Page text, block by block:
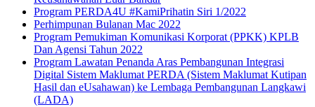
Program PERDA4U #KamiPrihatin Siri 1/2022
Perhimpunan Bulanan Mac 2022
Program Pemukiman Komunikasi Korporat (PPKK) KPLB
Dan Agensi Tahun 2022
Program Lawatan Penanda Aras Pembangunan Integrasi
Digital Sistem Maklumat PERDA (Sistem Maklumat Kutipan
Hasil dan eUsahawan) ke Lembaga Pembangunan Langkawi
(LADA)